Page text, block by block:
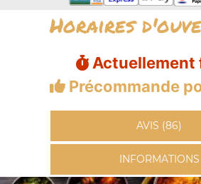
Horaires
Actuellement
Précommande
AVIS (86)
INFORMATIONS